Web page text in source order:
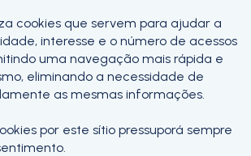
cookies que servem para ajudar a
interesse e o número de acessos
uma navegação mais rápida e
eliminando a necessidade de
as mesmas informações.
por este sítio pressuporá sempre